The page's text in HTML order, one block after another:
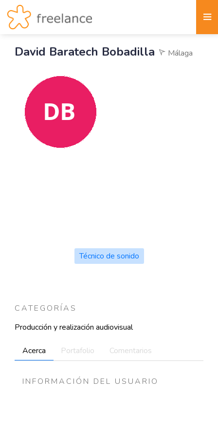
David Baratech Bobadilla Málaga
Técnico de sonido
CATEGORÍAS
Producción y realización audiovisual
Acerca Portafolio Comentarios
INFORMACIÓN DEL USUARIO